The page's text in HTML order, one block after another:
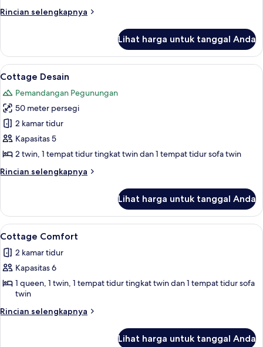
Rincian selengkapnya
Rincian
Kamar
Twin
Desain
Lihat harga untuk tanggal Anda
Lihat
semua
foto
untuk
Cottage
Desain
Seprai premium, meja kerja, tirai
11
Cottage Desain
Pemandangan Pegunungan
50 meter persegi
2 kamar tidur
Kapasitas 5
2 twin, 1 tempat tidur tingkat twin dan 1 tempat tidur sofa twin
Rincian selengkapnya
Rincian
Cottage
Desain
Lihat harga untuk tanggal Anda
Lihat
semua
foto
untuk
Cottage
Comfort
Seprai premium, meja kerja, tirai
11
Cottage Comfort
2 kamar tidur
Kapasitas 6
1 queen, 1 twin, 1 tempat tidur tingkat twin dan 1 tempat tidur sofa
twin
Rincian selengkapnya
Rincian
Lihat harga untuk tanggal Anda